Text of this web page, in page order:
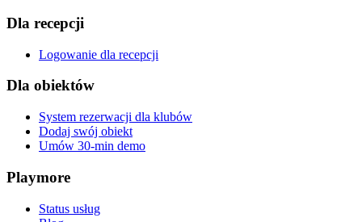
Dla recepcji
Logowanie dla recepcji
Dla obiektów
System rezerwacji dla klubów
Dodaj swój obiekt
Umów 30-min demo
Playmore
Status usług